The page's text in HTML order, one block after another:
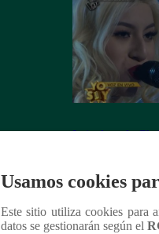
Imitadora de
Usamos cookies
Este sitio utiliza cookies para
datos se gestionarán según el